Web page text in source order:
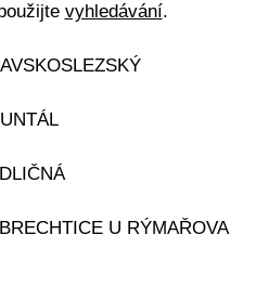
vyhledávání.
U RÝMAŘOVA